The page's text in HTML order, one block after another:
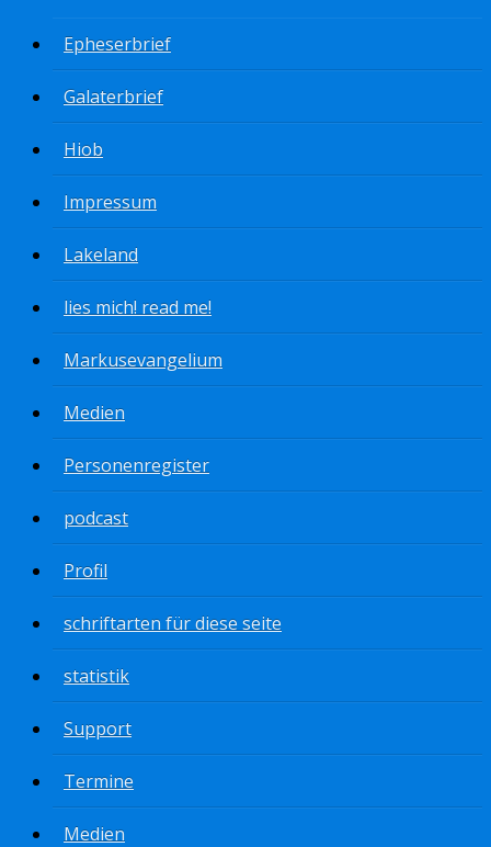
Epheserbrief
Galaterbrief
Hiob
Impressum
Lakeland
lies mich! read me!
Markusevangelium
Medien
Personenregister
podcast
Profil
schriftarten für diese seite
statistik
Support
Termine
Medien